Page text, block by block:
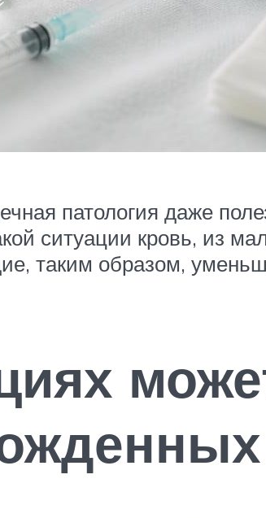
патология даже
ситуации кровь, из
таким образом,